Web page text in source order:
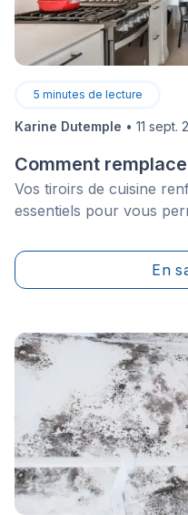
5 minutes de lecture
Karine Dutemple • 11 sept.
Comment
Vos tiroirs de cuisine
essentiels pour vous
sont utilisés à plusieurs
journée, glissant pour
utilisant des
plus novice des
En